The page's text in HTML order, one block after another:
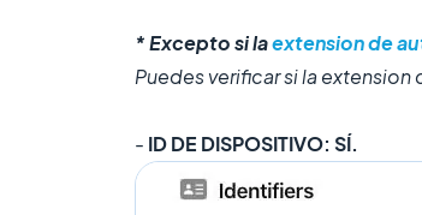
* Excepto si laextension de
Puedes verificar si la
- ID DE DISPOSITIVO: SÍ.